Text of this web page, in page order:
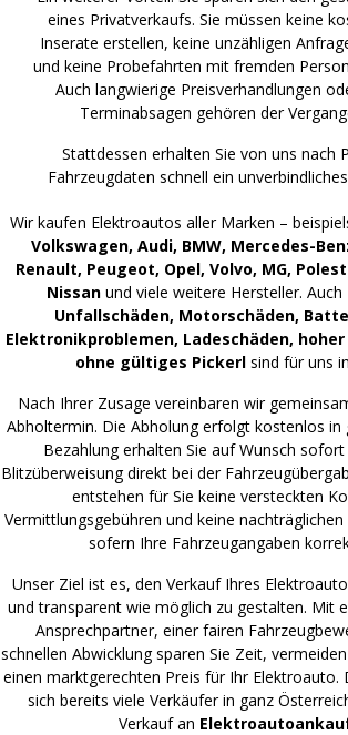
eines Privatverkaufs. Sie müssen keine
Inserate erstellen, keine unzähligen
und keine Probefahrten mit fremden
Auch langwierige Preisverhandlungen
Terminabsagen gehören der
Stattdessen erhalten Sie von uns nach
Fahrzeugdaten schnell ein
Wir kaufen Elektroautos aller Marken –
Volkswagen, Audi, BMW, Mercedes-
Renault, Peugeot, Opel, Volvo, MG,
Nissan und viele weitere Hersteller.
Unfallschäden, Motorschäden,
Elektronikproblemen, Ladeschäden,
ohne gültiges Pickerl sind für uns
Nach Ihrer Zusage vereinbaren wir
Abholtermin. Die Abholung erfolgt kostenlos in
Bezahlung erhalten Sie auf Wunsch
Blitzüberweisung direkt bei der
entstehen für Sie keine versteckten
Vermittlungsgebühren und keine
sofern Ihre Fahrzeugangaben
Unser Ziel ist es, den Verkauf Ihres
und transparent wie möglich zu gestalten. Mit
Ansprechpartner, einer fairen
schnellen Abwicklung sparen Sie Zeit,
einen marktgerechten Preis für Ihr Elektroauto.
sich bereits viele Verkäufer in ganz
Verkauf an